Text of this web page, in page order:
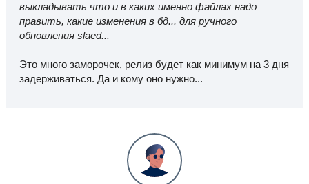
выкладывать что и в каких именно файлах надо
править, какие изменения в бд... для ручного
обновления slaed...
Это много заморочек, релиз будет как минимум на 3 дня
задерживаться. Да и кому оно нужно...